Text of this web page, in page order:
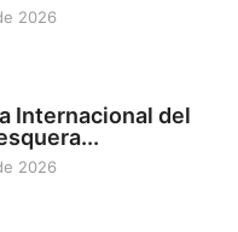
2026
Internacional del
2026